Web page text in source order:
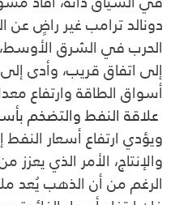
دونالد ترامبغير راضٍ عن
الحرب في الشرق
إلى اتفاق قريب، وأدى
أسواق الطاقة وارتفاع
علاقة النفط والتضخم
ويؤدي ارتفاع أسعار النفط
والإنتاج، الأمر الذي
الرغم من أن الذهب يُعد